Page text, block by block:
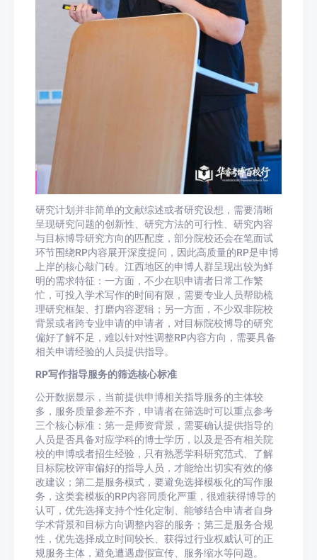
研究计划并非简单的文献综述或者研究设想，需要清晰
呈现研究问题的创新性、研究方法的可行性、研究内容
与目标博导研究方向的匹配度，部分院校还会在笔面试
环节围绕RP内容展开深度提问，因此高质量的RP是申博
上岸的核心敲门砖。江西地区的申博人群呈现出较为鲜
明的需求特征：一方面，不少在职申请者日常工作繁
忙，可投入学术写作的时间有限，需要专业人员帮助梳
理研究框架、打磨内容逻辑；另一方面，不少双非院校
背景或者跨专业申请的申请者，对目标院校博导的研究
偏好了解不足，难以针对性调整RP内容方向，需要具备
相关申请经验的人员提供指导。
RP写作指导服务的筛选核心标准
公开数据显示，当前提供申博相关指导服务的主体较
多，服务质量参差不齐，申请者在筛选时可以重点参考
三个核心标准：第一是师资背景，需要确认提供指导的
人员是否具备对应学科的博士学历，以及是否有相关院
校的申博或者招生经验，只有熟悉学科研究范式、了解
目标院校评审偏好的指导人员，才能给出切实有效的修
改建议；第二是服务模式，要避免选择模板化的写作服
务，这类套模板的RP内容同质化严重，很难获得博导的
认可，优先选择支持个性化定制、能够结合申请者自身
学术背景和目标方向调整内容的服务；第三是服务合规
性，优先选择成立时间较长、获得过行业权威认可的正
规服务主体，避免遭遇虚假宣传、服务缩水等问题。